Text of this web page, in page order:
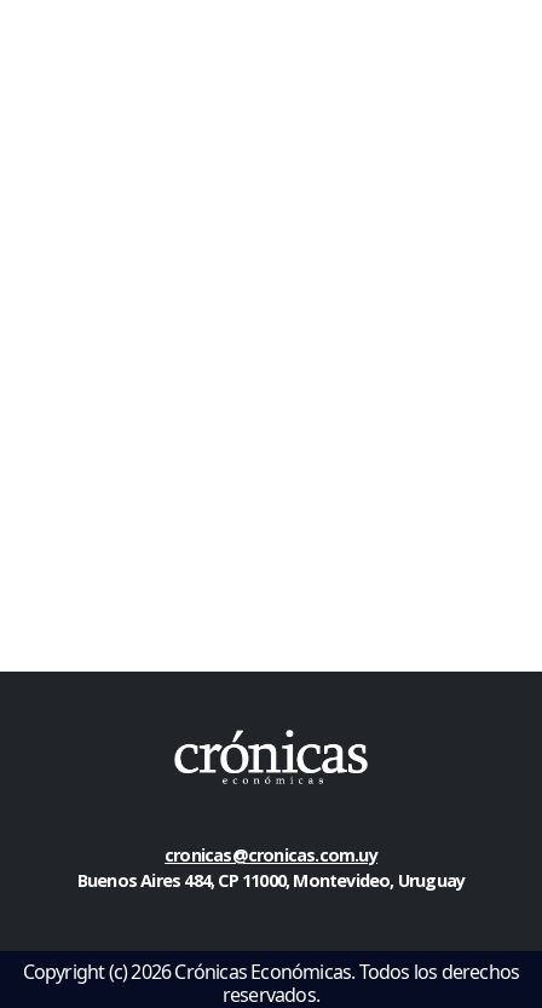
cronicas@cronicas.com.uy
Buenos Aires 484, CP 11000, Montevideo, Uruguay
Copyright (c) 2026 Crónicas Económicas. Todos los derechos
reservados.